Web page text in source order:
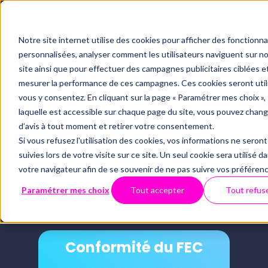
Notre site internet utilise des cookies pour afficher des
personnalisées, analyser comment les utilisateurs naviguent sur
site ainsi que pour effectuer des campagnes publicitaires ciblées
mesurer la performance de ces campagnes. Ces cookies seront
vous y consentez. En cliquant sur la page « Paramétrer mes choix »,
laquelle est accessible sur chaque page du site, vous pouvez
d’avis à tout moment et retirer votre consentement.
Si vous refusez l'utilisation des cookies, vos informations ne
suivies lors de votre visite sur ce site. Un seul cookie sera utilisé
votre navigateur afin de se souvenir de ne pas suivre vos
Paramétrer mes choix Tout accepter Tout
Liste des contrôles
Comparaison des différentes
analysesComptaSecureet liste
complète des contrôles
Conformité du FEC
Conformité du FEC